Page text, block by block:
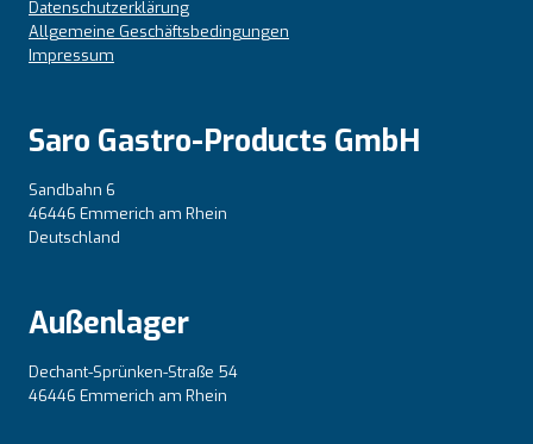
Datenschutzerklärung
Allgemeine Geschäftsbedingungen
Impressum
Saro Gastro-Products GmbH
Sandbahn 6
46446 Emmerich am Rhein
Deutschland
Außenlager
Dechant-Sprünken-Straße 54
46446 Emmerich am Rhein